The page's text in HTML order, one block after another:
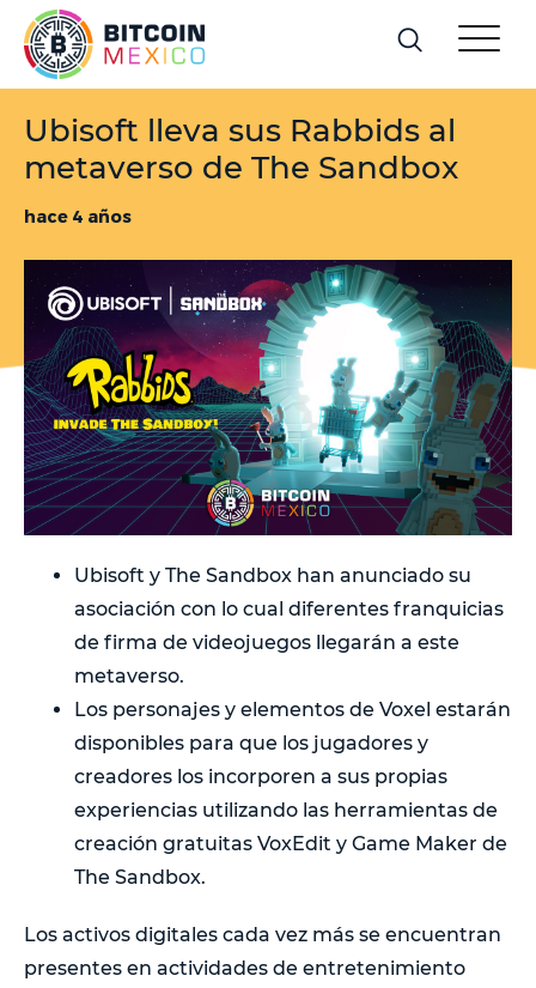
Ubisoft lleva sus Rabbids al
metaverso de The Sandbox
hace 4 años
Ubisoft y The Sandbox han anunciado su
asociación con lo cual diferentes franquicias
de firma de videojuegos llegarán a este
metaverso.
Los personajes y elementos de Voxel estarán
disponibles para que los jugadores y
creadores los incorporen a sus propias
experiencias utilizando las herramientas de
creación gratuitas VoxEdit y Game Maker de
The Sandbox.
Los activos digitales cada vez más se encuentran
presentes en actividades de entretenimiento